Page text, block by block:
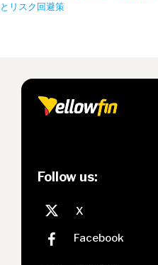
とリスク回避策
Follow us: